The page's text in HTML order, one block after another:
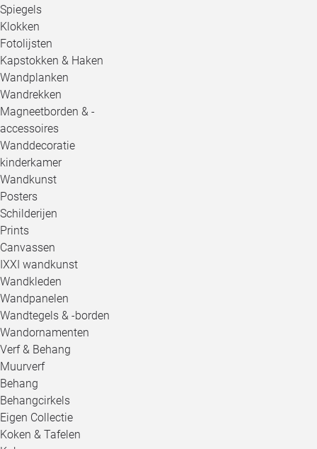
Spiegels
Klokken
Fotolijsten
Kapstokken & Haken
Wandplanken
Wandrekken
Magneetborden & -
accessoires
Wanddecoratie
kinderkamer
Wandkunst
Posters
Schilderijen
Prints
Canvassen
IXXI wandkunst
Wandkleden
Wandpanelen
Wandtegels & -borden
Wandornamenten
Verf & Behang
Muurverf
Behang
Behangcirkels
Eigen Collectie
Koken & Tafelen